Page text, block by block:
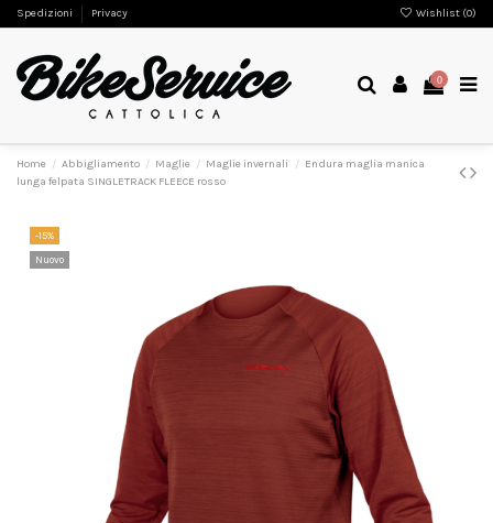
Spedizioni Privacy Wishlist (0)
0
Home Abbigliamento Maglie Maglie invernali
Endura maglia manica
lunga felpata SINGLETRACK FLEECE rosso
-15%
Nuovo